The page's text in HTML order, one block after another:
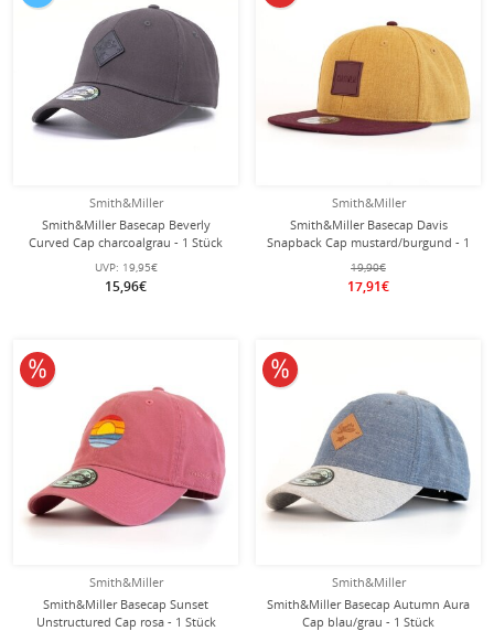
Smith&Miller
Smith&Miller Basecap Beverly
Curved Cap charcoalgrau - 1 Stück
UVP: 19,95€
15,96€
Smith&Miller
Smith&Miller Basecap Davis
Snapback Cap mustard/burgund - 1
Stück
19,90€
17,91€
Smith&Miller
Smith&Miller Basecap Sunset
Unstructured Cap rosa - 1 Stück
10% reduziert
Smith&Miller
Smith&Miller Basecap Autumn Aura
Cap blau/grau - 1 Stück
10% reduziert